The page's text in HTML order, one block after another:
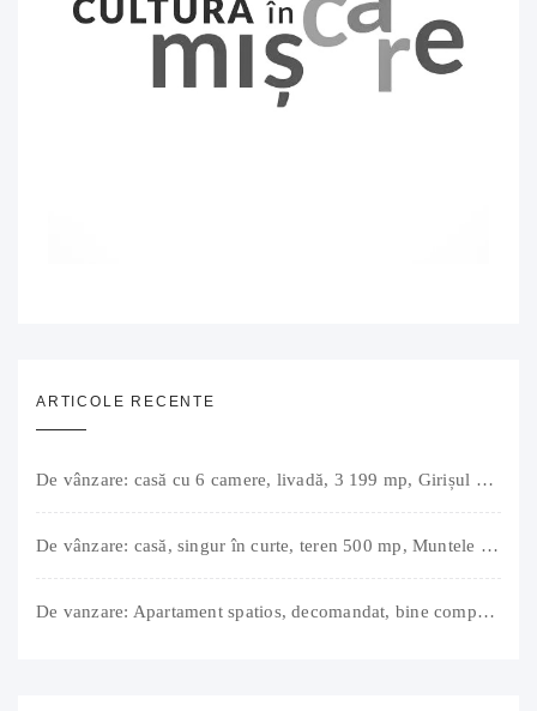
ARTICOLE RECENTE
De vânzare: casă cu 6 camere, livadă, 3 199 mp, Girișul Negru, Bihor, 42 000 Euro. Comision 0.
De vânzare: casă, singur în curte, teren 500 mp, Muntele Găina, Oradea. 157.000 € (negociabil). Comision 0.
De vanzare: Apartament spatios, decomandat, bine compartimentat, 3 camere, 2 bai, bucatarie, suprafață utilă de 64 mp + 3 balcoane (11 mp), strada Barierei, zona Dragos Voda Oradea. 89 500 E (neg). Comision 0